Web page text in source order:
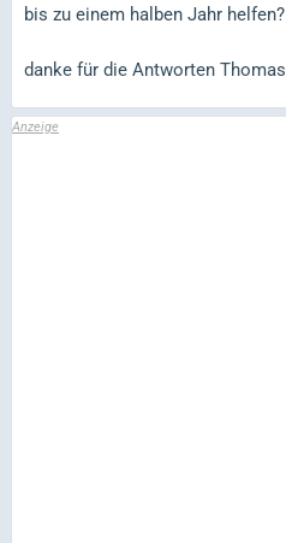
bis zu einem halben Jahr helfen?
danke für die Antworten Thomas